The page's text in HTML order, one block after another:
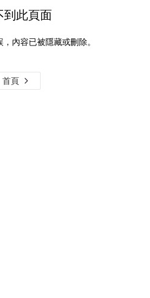
到此頁面
內容已被隱藏或刪除。
首頁